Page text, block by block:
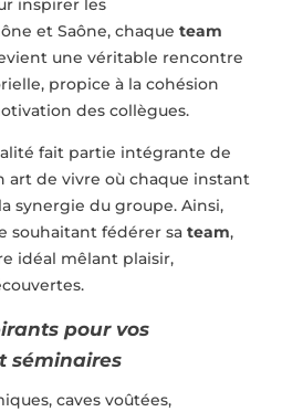
inspirer les
et Saône, chaque team
une véritable rencontre
propice à la cohésion
des collègues.
fait partie intégrante de
art de vivre où chaque instant
synergie du groupe. Ainsi,
souhaitant fédérer sa team,
idéal mêlant plaisir,
pour vos
séminaires
caves voûtées,